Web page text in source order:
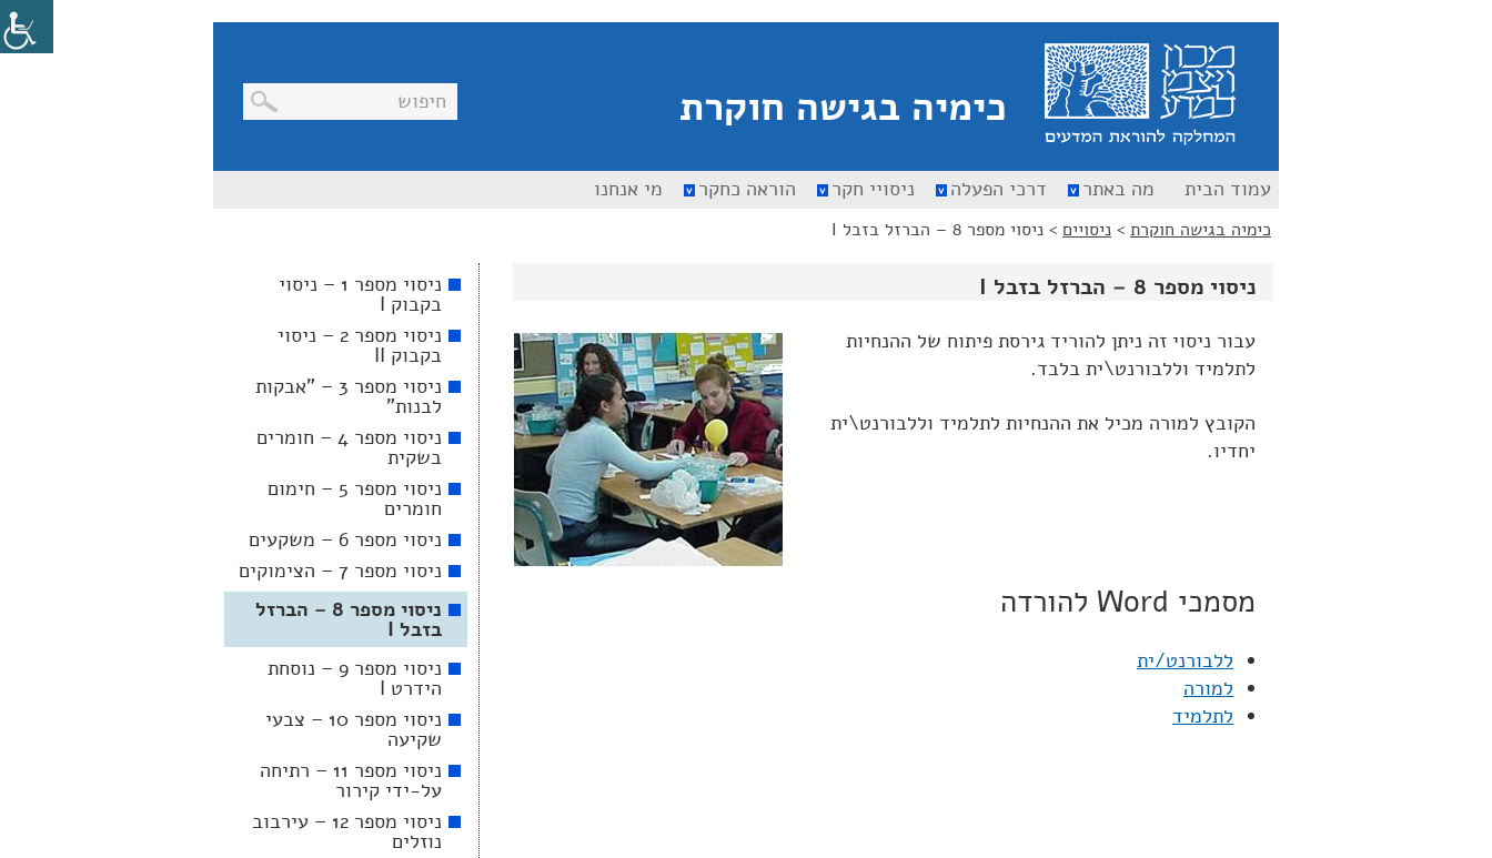
כימיה בגישה חוקרת
עמוד הבית מה באתר דרכי הפעלה ניסויי חקר הוראה כחקר מי אנחנו
כימיה בגישה חוקרת > ניסויים > ניסוי מספר 8 – הברזל בזבל I
ניסוי מספר 8 – הברזל בזבל I
עבור ניסוי זה ניתן להוריד גירסת פיתוח של ההנחיות
לתלמיד וללבורנט\ית בלבד.
הקובץ למורה מכיל את ההנחיות לתלמיד וללבורנט\ית
יחדיו.
מסמכי Word להורדה
ללבורנט/ית
למורה
לתלמיד
ניסוי מספר 1 – ניסוי
בקבוק I
ניסוי מספר 2 – ניסוי
בקבוק II
ניסוי מספר 3 – "אבקות
לבנות"
ניסוי מספר 4 – חומרים
בשקית
ניסוי מספר 5 – חימום
חומרים
ניסוי מספר 6 – משקעים
ניסוי מספר 7 – הצימוקים
ניסוי מספר 8 – הברזל
בזבל I
ניסוי מספר 9 – נוסחת
הידרט I
ניסוי מספר 10 – צבעי
שקיעה
ניסוי מספר 11 – רתיחה
על-ידי קירור
ניסוי מספר 12 – עירבוב
נוזלים